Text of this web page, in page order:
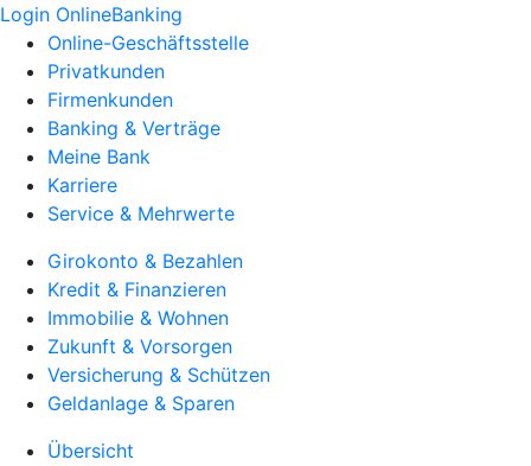
Login OnlineBanking
Online-Geschäftsstelle
Privatkunden
Firmenkunden
Banking & Verträge
Meine Bank
Karriere
Service & Mehrwerte
Girokonto & Bezahlen
Kredit & Finanzieren
Immobilie & Wohnen
Zukunft & Vorsorgen
Versicherung & Schützen
Geldanlage & Sparen
Übersicht